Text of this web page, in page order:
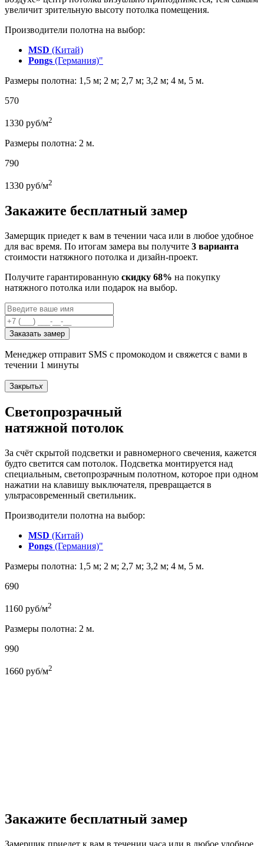
увеличит зрительную высоту потолка помещения.
Производители полотна на выбор:
MSD (Китай)
Pongs (Германия)"
Размеры полотна: 1,5 м; 2 м; 2,7 м; 3,2 м; 4 м, 5 м.
570
1330 руб/м2
Размеры полотна: 2 м.
790
1330 руб/м2
Закажите бесплатный замер
Замерщик приедет к вам в течении часа или в любое удобное
для вас время. По итогам замера вы получите 3 варианта
стоимости натяжного потолка и дизайн-проект.
Получите гарантированную скидку 68% на покупку
натяжного потолка или подарок на выбор.
Заказать замер
Менеджер отправит SMS с промокодом и свяжется с вами в
течении 1 минуты
Закрытьx
Светопрозрачный
натяжной потолок
За счёт скрытой подсветки и равномерного свечения, кажется
будто светится сам потолок. Подсветка монтируется над
специальным, светопрозрачным полотном, которое при одном
нажатии на клавишу выключателя, превращается в
ультрасовременный светильник.
Производители полотна на выбор:
MSD (Китай)
Pongs (Германия)"
Размеры полотна: 1,5 м; 2 м; 2,7 м; 3,2 м; 4 м, 5 м.
690
1160 руб/м2
Размеры полотна: 2 м.
990
1660 руб/м2
Закажите бесплатный замер
Замерщик приедет к вам в течении часа или в любое удобное